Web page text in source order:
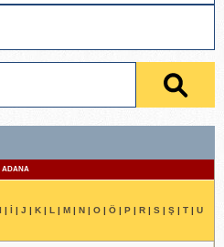
ADANA
I | İ | J | K | L | M | N | O | Ö | P | R | S | Ş | T | U